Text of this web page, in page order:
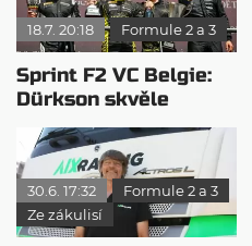
18.7. 20:18 Formule 2 a 3
Sprint F2 VC Belgie:
Dürkson skvěle
zakončil závod
30.6. 17:32
Formule 2 a 3
Ze zákulisí